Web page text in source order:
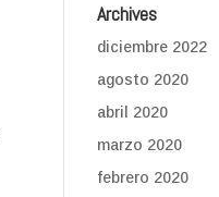
Archives
diciembre 2022
agosto 2020
abril 2020
marzo 2020
febrero 2020